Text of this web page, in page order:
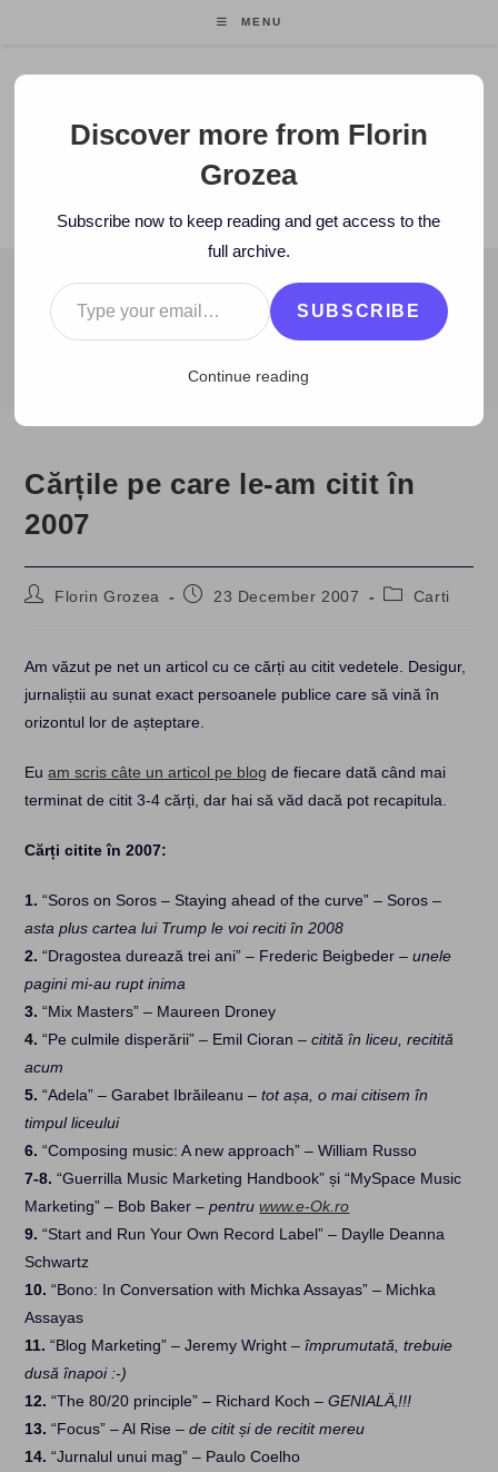
MENU
Florin Grozea
ENTREPRENEUR. FOUNDER/CEO MOCAPP.
BLOG
2007 > December > 23 > Carti Cărțile pe care le-am citit în
Cărțile pe care le-am citit în
2007
PostFlorin Grozea
Post23 December 2007
PostCarti
Am văzut pe net un articol cu ce cărți au citit vedetele. Desigur,
jurnaliștii au sunat exact persoanele publice care să vină în
orizontul lor de așteptare.
Euam scris câte un articol pe blog de fiecare dată când mai
terminat de citit 3-4 cărți, dar hai să văd dacă pot recapitula.
Cărți citite în 2007:
1. “Soros on Soros – Staying ahead of the curve” – Soros –
asta plus cartea lui Trump le voi reciti în 2008
2. “Dragostea durează trei ani” – Frederic Beigbeder –unele
pagini mi-au rupt inima
3. “Mix Masters” – Maureen Droney
4. “Pe culmile disperării” – Emil Cioran –citită în liceu, recitită
acum
5. “Adela” – Garabet Ibrăileanu –tot așa, o mai citisem în
timpul liceului
6. “Composing music: A new approach” – William Russo
7-8. “Guerrilla Music Marketing Handbook” și “MySpace Music
Marketing” – Bob Baker –pentruwww.e-Ok.ro
9. “Start and Run Your Own Record Label” – Daylle Deanna
Schwartz
10. “Bono: In Conversation with Michka Assayas” – Michka
Assayas
11. “Blog Marketing” – Jeremy Wright –împrumutată, trebuie
dusă înapoi :-)
12. “The 80/20 principle” – Richard Koch –GENIALÄ‚!!!
13. “Focus” – Al Rise –de citit și de recitit mereu
14. “Jurnalul unui mag” – Paulo Coelho
Discover more from Florin
Grozea
Subscribe now to keep reading and get access to the
full archive.
Type your email…
SUBSCRIBE
Continue reading